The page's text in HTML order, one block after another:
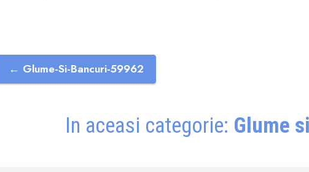
← Glume-Si-Bancuri-59962
In aceasi categorie: Glume